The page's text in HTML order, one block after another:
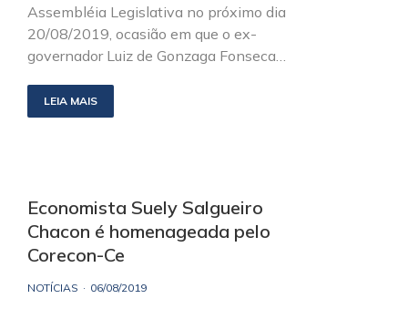
Assembléia Legislativa no próximo dia
20/08/2019, ocasião em que o ex-
governador Luiz de Gonzaga Fonseca…
LEIA MAIS
Economista Suely Salgueiro
Chacon é homenageada pelo
Corecon-Ce
NOTÍCIAS 06/08/2019